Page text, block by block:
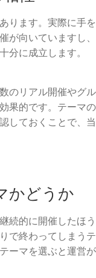
ります。実際に手を
が向いていますし、
分に成立します。
のリアル開催やグル
果的です。テーマの
しておくことで、当
かどうか
続的に開催したほう
で終わってしまうテ
ーマを選ぶと運営が